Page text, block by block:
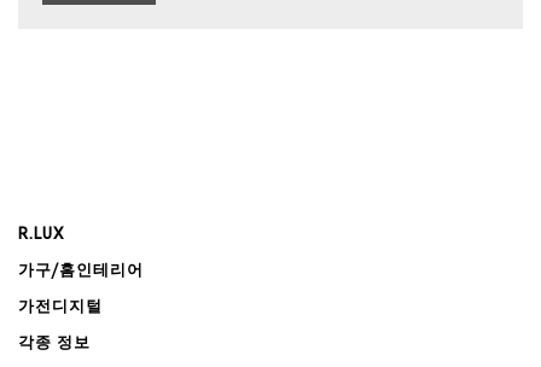
R.LUX
가구/홈인테리어
가전디지털
각종 정보